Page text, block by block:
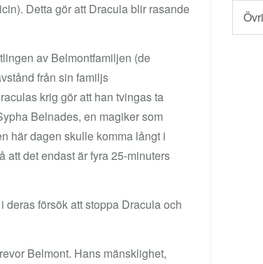
Detta gör att Dracula blir rasande
av Belmontfamiljen (de
från sin familjs
krig gör att han tvingas ta
Belnades, en magiker som
här dagen skulle komma långt i
att det endast är fyra 25-minuters
deras försök att stoppa Dracula och
Belmont. Hans mänsklighet,